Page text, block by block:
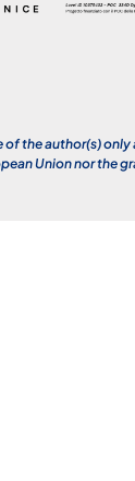
the author(s)
Union nor the